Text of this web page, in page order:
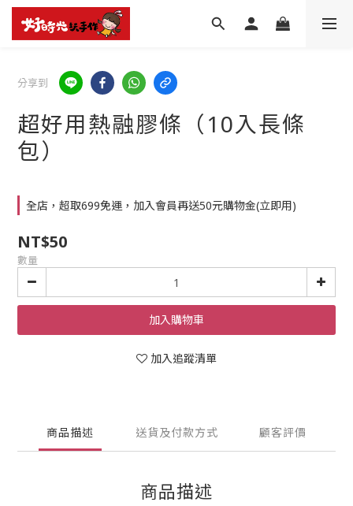
分享到
超好用熱融膠條（10入長條
包）
全店，超取699免運，加入會員再送50元購物金(立即用)
NT$50
數量
加入購物車
加入追蹤清單
商品描述 送貨及付款方式 顧客評價
商品描述